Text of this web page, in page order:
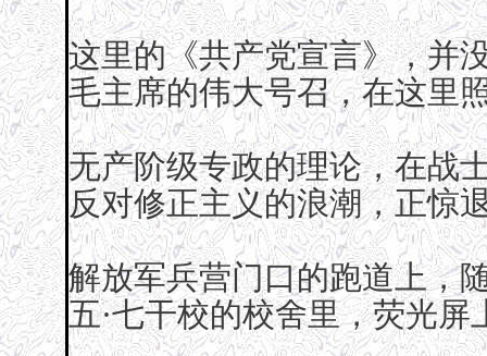
这里的《共产党宣言》，并
毛主席的伟大号召，在这里
无产阶级专政的理论，在战
反对修正主义的浪潮，正惊
解放军兵营门口的跑道上，
五·七干校的校舍里，荧光